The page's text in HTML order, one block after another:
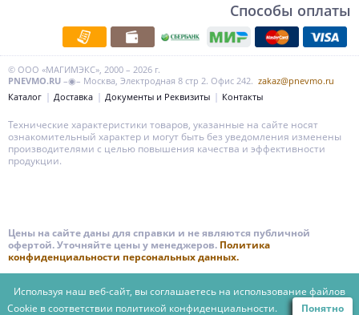
Способы оплаты
© ООО «МАГИМЭКС», 2000 – 2026 г.
PNEVMO.RU –◉– Москва, Электродная 8 стр 2. Офис 242. zakaz@pnevmo.ru
Каталог
Доставка Документы и Реквизиты Контакты
Технические характеристики товаров, указанные на сайте носят
ознакомительный характер и могут быть без уведомления изменены
производителями с целью повышения качества и эффективности
продукции.
Цены на сайте даны для справки и не являются публичной
офертой. Уточняйте цены у менеджеров. Политика
конфиденциальности персональных данных.
Используя наш веб-сайт, вы соглашаетесь на использование файлов
Cookie в соответствии политикой конфиденциальности. Понятно